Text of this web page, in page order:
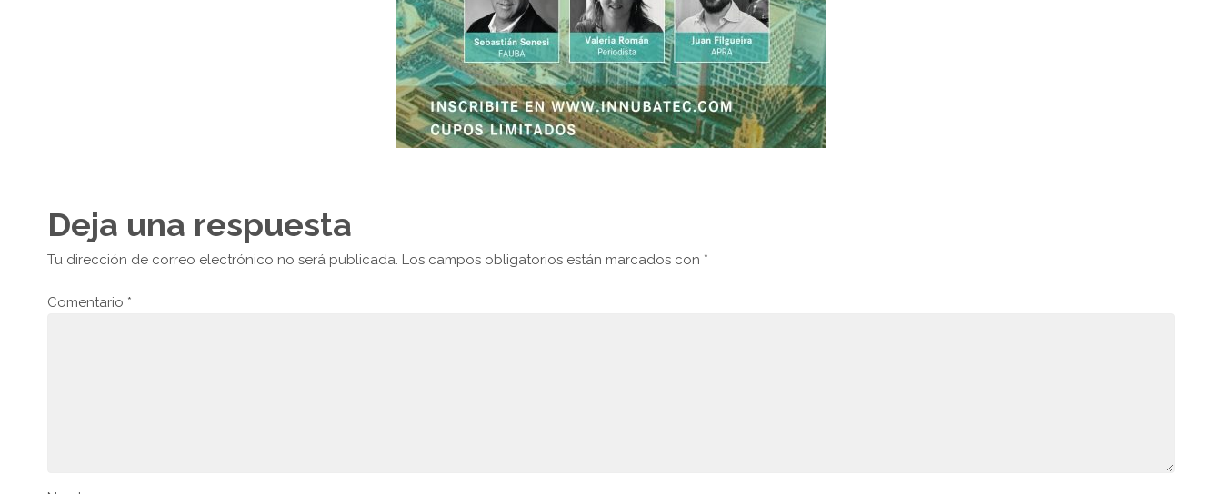
Deja una respuesta
Tu dirección de correo electrónico no será publicada. Los campos obligatorios están marcados con *
Comentario *